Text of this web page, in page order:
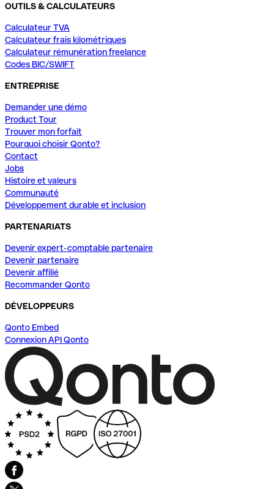
OUTILS & CALCULATEURS
Calculateur TVA
Calculateur frais kilométriques
Calculateur rémunération freelance
Codes BIC/SWIFT
ENTREPRISE
Demander une démo
Product Tour
Trouver mon forfait
Pourquoi choisir Qonto?
Contact
Jobs
Histoire et valeurs
Communauté
Développement durable et inclusion
PARTENARIATS
Devenir expert-comptable partenaire
Devenir partenaire
Devenir affilié
Recommander Qonto
DÉVELOPPEURS
Qonto Embed
Connexion API Qonto